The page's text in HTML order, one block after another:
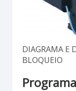
DIAGRAMA E
BLOQUEIO